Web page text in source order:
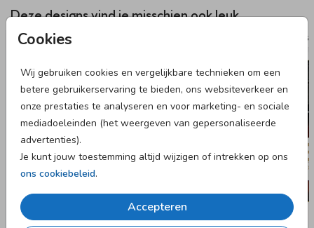
Cookies
Wij gebruiken cookies en vergelijkbare technieken om een
betere gebruikerservaring te bieden, ons websiteverkeer en
onze prestaties te analyseren en voor marketing- en sociale
mediadoeleinden (het weergeven van gepersonaliseerde
advertenties).
Je kunt jouw toestemming altijd wijzigen of intrekken op ons
ons cookiebeleid.
Accepteren
• Papiersoort: coated karton.
Dit product maakt onderdeel uit van
Deze designs vind je misschien ook leuk